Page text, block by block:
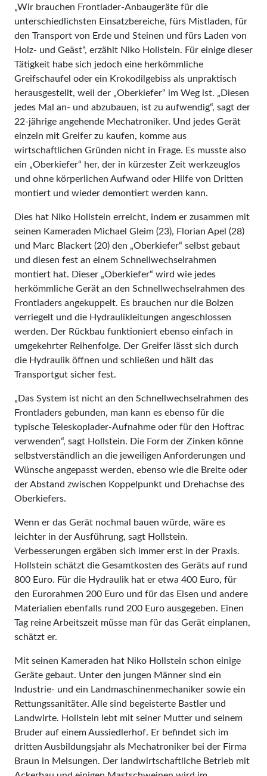
„Wir brauchen Frontlader-Anbaugeräte für die
unterschiedlichsten Einsatzbereiche, fürs Mistladen, für
den Transport von Erde und Steinen und fürs Laden von
Holz- und Geäst“, erzählt Niko Hollstein. Für einige dieser
Tätigkeit habe sich jedoch eine herkömmliche
Greifschaufel oder ein Krokodilgebiss als unpraktisch
herausgestellt, weil der „Oberkiefer“ im Weg ist. „Diesen
jedes Mal an- und abzubauen, ist zu aufwendig“, sagt der
22-jährige angehende Mecha­troniker. Und jedes Gerät
einzeln mit Greifer zu kaufen, komme aus
wirtschaftlichen Gründen nicht in Frage. Es musste also
ein „Oberkiefer“ her, der in kürzester Zeit werkzeuglos
und ohne körperlichen Aufwand oder Hilfe von Dritten
montiert und wieder demontiert werden kann.
Dies hat Niko Hollstein erreicht, indem er zusammen mit
seinen Kameraden Michael Gleim (23), Florian Apel (28)
und Marc Blackert (20) den „Oberkiefer“ selbst gebaut
und diesen fest an einem Schnellwechselrahmen
montiert hat. Dieser „Oberkiefer“ wird wie jedes
herkömmliche Gerät an den Schnellwechselrahmen des
Frontladers angekuppelt. Es brauchen nur die Bolzen
verriegelt und die Hydraulikleitungen angeschlossen
werden. Der Rückbau funktioniert ebenso einfach in
umgekehrter Reihenfolge. Der Greifer lässt sich durch
die Hydraulik öffnen und schließen und hält das
Transportgut sicher fest.
„Das System ist nicht an den Schnellwechselrahmen des
Frontladers gebunden, man kann es ebenso für die
typische Teleskoplader-Aufnahme oder für den Hoftrac
verwenden“, sagt Hollstein. Die Form der Zinken könne
selbstverständlich an die jeweiligen Anforderungen und
Wünsche angepasst werden, ebenso wie die Breite oder
der Abstand zwischen Koppelpunkt und Drehachse des
Oberkiefers.
Wenn er das Gerät nochmal bauen würde, wäre es
leichter in der Ausführung, sagt Hollstein.
Verbesserungen ergäben sich immer erst in der Praxis.
Hollstein schätzt die Gesamtkosten des Geräts auf rund
800 Euro. Für die Hydraulik hat er etwa 400 Euro, für
den Eurorahmen 200 Euro und für das Eisen und andere
Materialien ebenfalls rund 200 Euro ausgegeben. Einen
Tag reine Arbeitszeit müsse man für das Gerät einplanen,
schätzt er.
Mit seinen Kameraden hat Niko Hollstein schon einige
Geräte gebaut. Unter den jungen Männer sind ein
Industrie- und ein Landmaschinenmechaniker sowie ein
Rettungssanitäter. Alle sind begeisterte Bastler und
Landwirte. Hollstein lebt mit seiner Mutter und seinem
Bruder auf einem Aussiedlerhof. Er befindet sich im
dritten Ausbildungsjahr als Mechatroniker bei der Firma
Braun in Melsungen. Der landwirtschaftliche Betrieb mit